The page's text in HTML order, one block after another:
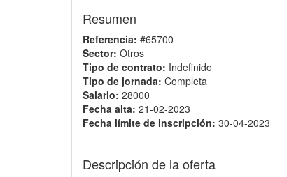
Resumen
Referencia: #65700
Sector: Otros
Tipo de contrato: Indefinido
Tipo de jornada: Completa
Salario: 28000
Fecha alta: 21-02-2023
Fecha límite de inscripción: 30-04-2023
Descripción de la oferta